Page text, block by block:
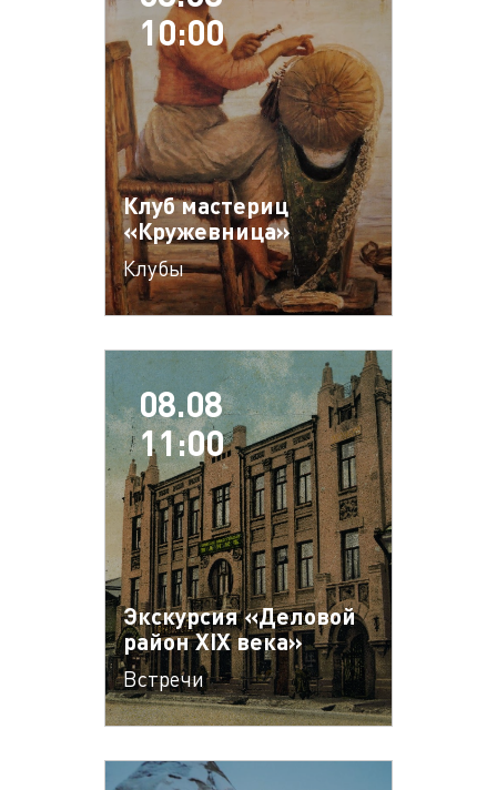
10:00
Клуб мастериц
«Кружевница»
Клубы
08.08
11:00
Экскурсия «Деловой
район XIX века»
Встречи